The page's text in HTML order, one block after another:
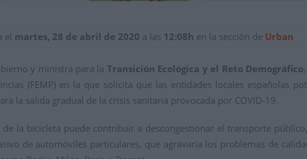
el martes, 28 de abril de 2020 a las 12:08h en la sección de Urban
y ministra para la Transición Ecológica y el Reto Demográfico,
(FEMP) en la que solicita que las entidades locales españolas
la salida gradual de la crisis sanitaria provocada por COVID-19.
de la bicicleta puede contribuir a descongestionar el transporte
de automóviles particulares, que agravaría los problemas de